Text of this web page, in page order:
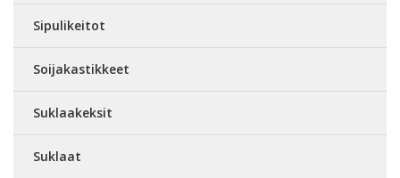
Sipulikeitot
Soijakastikkeet
Suklaakeksit
Suklaat